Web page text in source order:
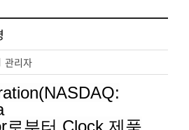
관리자
로부터 Clock 제품